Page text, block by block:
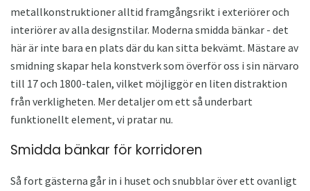
metallkonstruktioner alltid framgångsrikt i exteriörer och
interiörer av alla designstilar. Moderna smidda bänkar - det
här är inte bara en plats där du kan sitta bekvämt. Mästare av
smidning skapar hela konstverk som överför oss i sin närvaro
till 17 och 1800-talen, vilket möjliggör en liten distraktion
från verkligheten. Mer detaljer om ett så underbart
funktionellt element, vi pratar nu.
Smidda bänkar för korridoren
Så fort gästerna går in i huset och snubblar över ett ovanligt